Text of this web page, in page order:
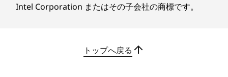
Intel Corporation またはその子会社の商標です。
トップへ戻る